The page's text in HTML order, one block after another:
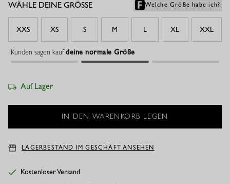
WÄHLE DEINE GRÖSSE Welche Größe habe ich?
XXS XS S M L XL XXL
Kunden sagen kaufdeine normale Größe
Auf Lager
LAGERBESTAND IM GESCHÄFT ANSEHEN
Kostenloser Versand